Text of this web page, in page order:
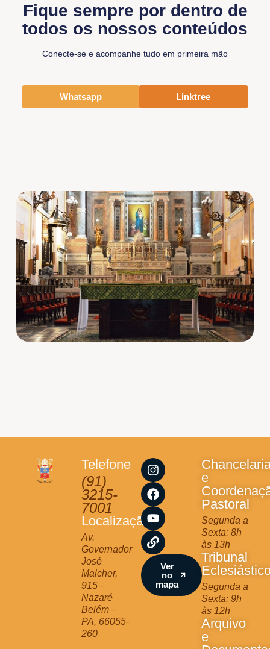
Fique sempre por dentro de
todos os nossos conteúdos
Conecte-se e acompanhe tudo em primeira mão
Whatsapp Linktree
Telefone
(91)
3215-
7001
Localização
Av.
Governador
José
Malcher,
915 –
Nazaré
Belém –
PA, 66055-
260
I
n
s
t
a
g
r
a
m
F
a
c
e
b
o
o
k
Y
o
u
t
u
b
e
L
i
n
k
Ver
no
mapa
e
Pastoral
Segunda a
Sexta: 8h
às 13h
Tribunal
Segunda a
Sexta: 9h
às 12h
Arquivo
e